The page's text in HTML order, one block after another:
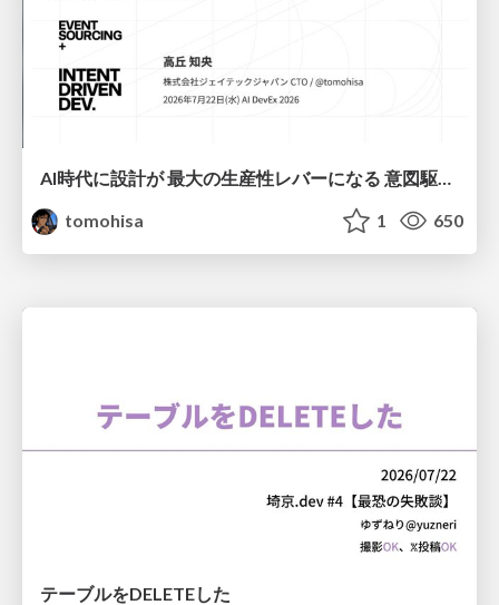
AI時代に設計が 最大の生産性レバーになる 意図駆動開発とデータを消さない設計｜Don't Delete Your Data or Your Intent — Design as the Deepest Lever in the AI Era
tomohisa
1 650
テーブルをDELETEした